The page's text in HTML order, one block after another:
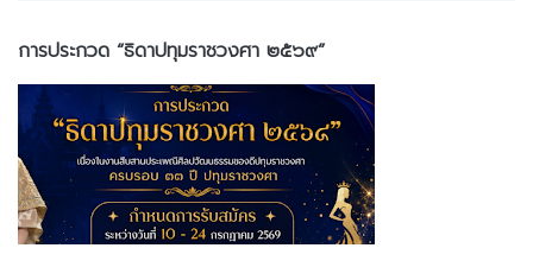
การประกวด “ธิดาปทุมราชวงศา ๒๕๖๙”